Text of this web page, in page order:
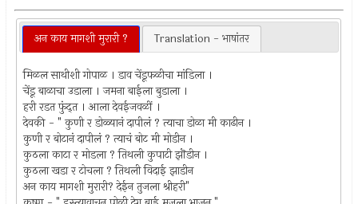
अन काय मागशी मुरारी ? Translation - भाषांतर
मिळल साथीशी गोपाळ । डाव चेंडूफळीचा मांडिला ।
चेंडू बाळाचा उडाला । जमना बाईला बुडाला ।
हरी रडत फुंद्त । आला देवईजवळीं ।
देवकी - " कुणी र डोळ्यानं दापीलं ? त्याचा डोळा मी काढीन ।
कुणी र बोटानं दापीलं ? त्याचं बोट मी मोडीन ।
कुठला काटा र मोडला ? तिथली कुपाटी झॊडीन ।
कुठला खडा र टोचला ? तिथली विदाई झाडीन
अन काय मागशी मुरारी? देईन तुजला श्रीहरी"